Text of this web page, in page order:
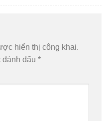
hiển thị công khai.
dấu *